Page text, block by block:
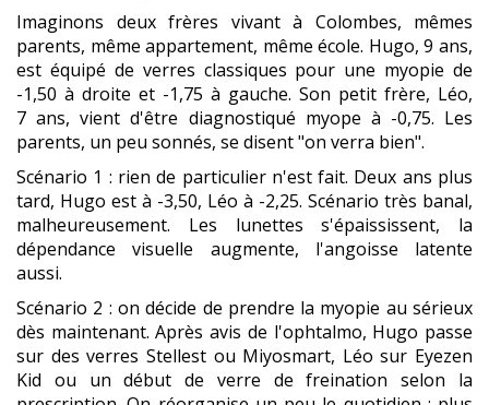
Imaginons deux frères vivant à Colombes, mêmes
parents, même appartement, même école. Hugo, 9 ans,
est équipé de verres classiques pour une myopie de
-1,50 à droite et -1,75 à gauche. Son petit frère, Léo,
7 ans, vient d'être diagnostiqué myope à -0,75. Les
parents, un peu sonnés, se disent "on verra bien".
Scénario 1 : rien de particulier n'est fait. Deux ans plus
tard, Hugo est à -3,50, Léo à -2,25. Scénario très banal,
malheureusement. Les lunettes s'épaississent, la
dépendance visuelle augmente, l'angoisse latente
aussi.
Scénario 2 : on décide de prendre la myopie au sérieux
dès maintenant. Après avis de l'ophtalmo, Hugo passe
sur des verres Stellest ou Miyosmart, Léo sur Eyezen
Kid ou un début de verre de freination selon la